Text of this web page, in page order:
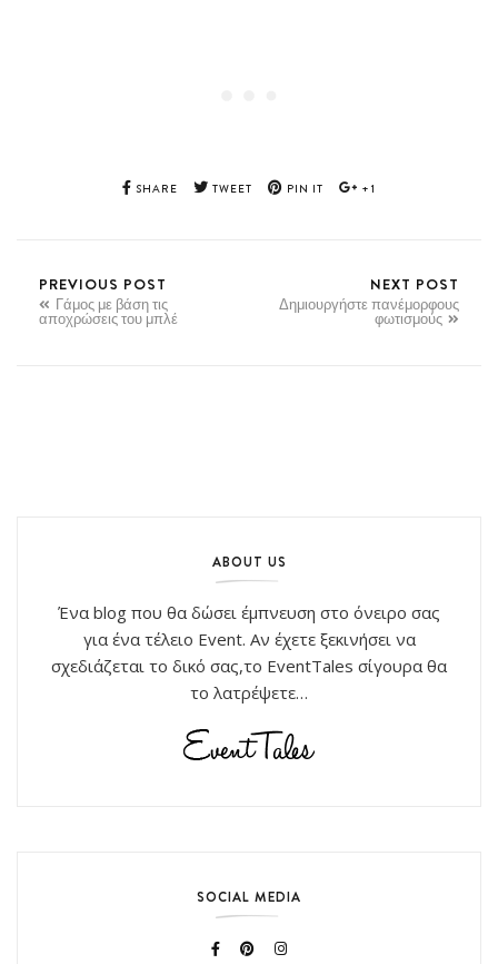
SHARE TWEET PIN IT +1
PREVIOUS POST
Γάμος με βάση τις
αποχρώσεις του μπλέ
NEXT POST
Δημιουργήστε πανέμορφους
φωτισμούς
ABOUT US
Ένα blog που θα δώσει έμπνευση στο όνειρο σας
για ένα τέλειο Event. Αν έχετε ξεκινήσει να
σχεδιάζεται το δικό σας,το EventTales σίγουρα θα
το λατρέψετε…
SOCIAL MEDIA